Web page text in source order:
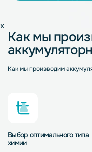
x
Как мы
Как мы производим
Выбор оптимального типа
химии